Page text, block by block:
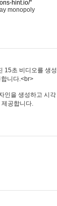
hint.io/"
monopoly
15초 비디오를 생성
니다.<br>
인을 생성하고 시각
공합니다.